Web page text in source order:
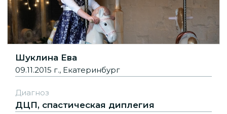
Шуклина Ева
09.11.2015 г., Екатеринбург
Диагноз
ДЦП, спастическая диплегия